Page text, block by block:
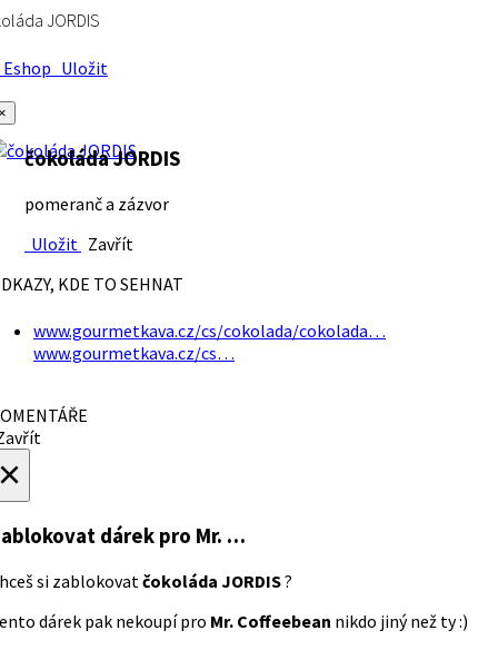
JORDIS
Uložit
čokoláda JORDIS
pomeranč a zázvor
Uložit Zavřít
KDE TO SEHNAT
www.gourmetkava.cz/cs/cokolada/cokolada…
www.gourmetkava.cz/cs…
dárek pro Mr. …
si zablokovat čokoláda JORDIS?
dárek pak nekoupí pro Mr. Coffeebean nikdo jiný než ty :)